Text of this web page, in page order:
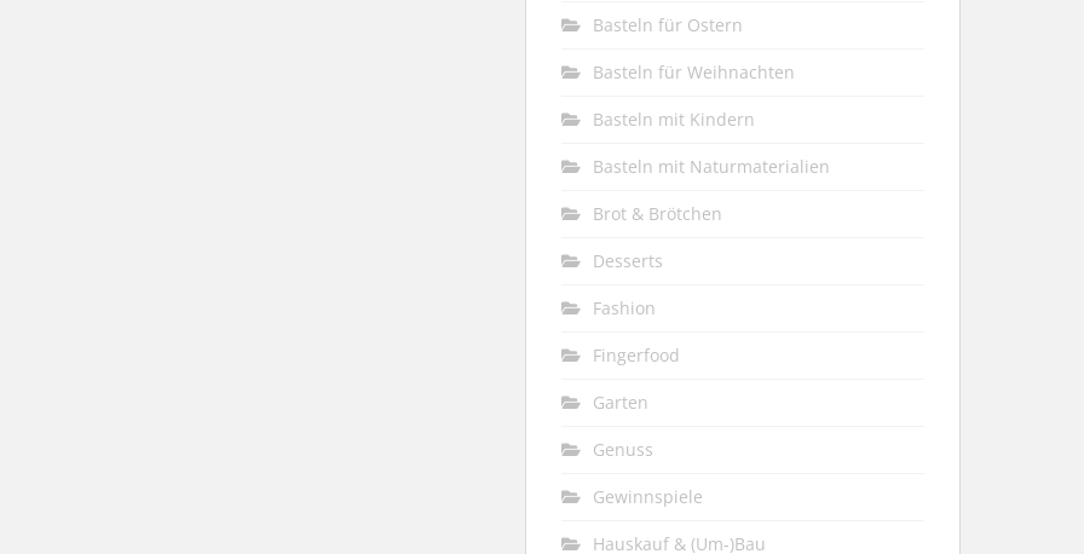
Basteln für Ostern
Basteln für Weihnachten
Basteln mit Kindern
Basteln mit Naturmaterialien
Brot & Brötchen
Desserts
Fashion
Fingerfood
Garten
Genuss
Gewinnspiele
Hauskauf & (Um-)Bau